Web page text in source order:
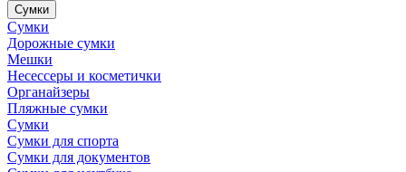
Сумки
Сумки
Дорожные сумки
Мешки
Несессеры и косметички
Органайзеры
Пляжные сумки
Сумки
Сумки для спорта
Сумки для документов